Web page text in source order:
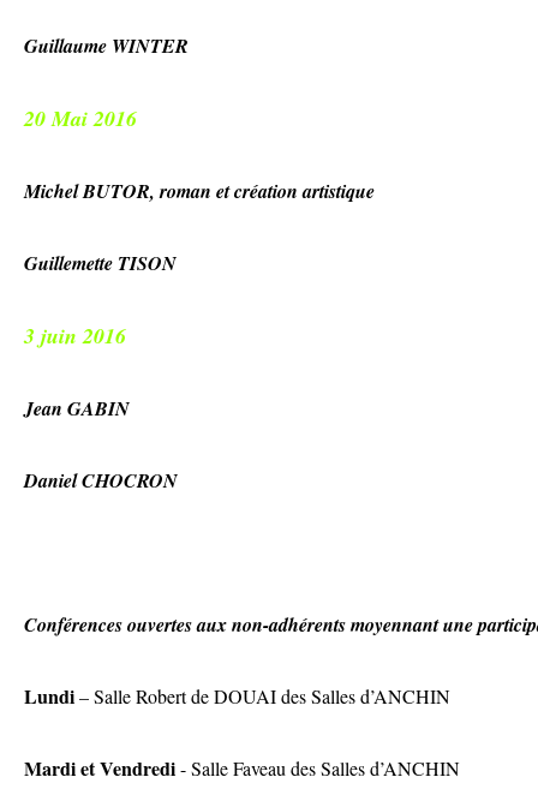
Guillaume WINTER
20 Mai 2016
Michel BUTOR, roman et création artistique
Guillemette TISON
3 juin 2016
Jean GABIN
Daniel CHOCRON
Conférences ouvertes aux non-adhérents moyennant une
Lundi– Salle Robert de DOUAI des Salles d’ANCHIN
Mardi et Vendredi- Salle Faveau des Salles d’ANCHIN